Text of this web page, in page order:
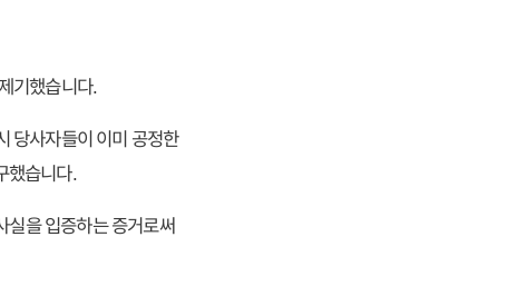
기했습니다.
당사자들이 이미 공정한
했습니다.
실을 입증하는 증거로써